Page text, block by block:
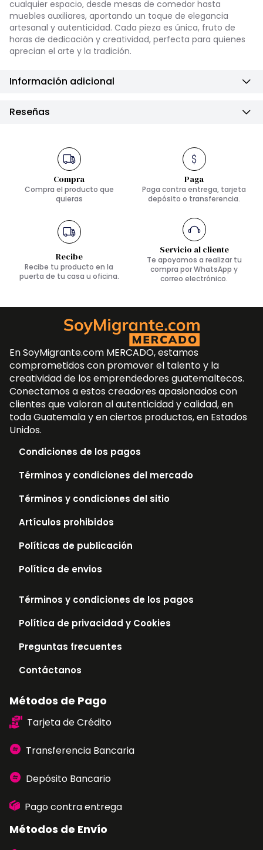
cualquier espacio, desde mesas de comedor hasta
muebles auxiliares, aportando un toque de elegancia
artesanal y autenticidad. Cada pieza es única, fruto de
horas de dedicación y creatividad, perfecta para quienes
aprecian el arte y la tradición.
Información adicional
Reseñas
Compra
Compra el producto que
quieras
Paga
Paga contra entrega, tarjeta
depósito o transferencia.
Recibe
Recibe tu producto en la
puerta de tu casa u oficina.
Servicio al cliente
Te apoyamos a realizar tu
compra por WhatsApp y
correo electrónico.
En SoyMigrante.com MERCADO, estamos
comprometidos con promover el talento y la
creatividad de los emprendedores guatemaltecos.
Conectamos a estos creadores apasionados con
clientes que valoran al autenticidad y calidad, en
toda Guatemala y en ciertos productos, en Estados
Unidos.
Condiciones de los pagos
Términos y condiciones del mercado
Términos y condiciones del sitio
Artículos prohibidos
Políticas de publicación
Política de envios
Términos y condiciones de los pagos
Política de privacidad y Cookies
Preguntas frecuentes
Contáctanos
Métodos de Pago
Tarjeta de Crédito
Transferencia Bancaria
Depósito Bancario
Pago contra entrega
Métodos de Envío